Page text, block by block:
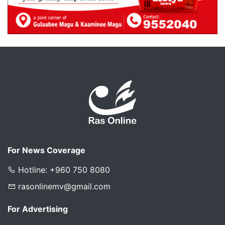
For News Coverage
Hotline: +960 750 8080
rasonlinemv@gmail.com
For Advertising